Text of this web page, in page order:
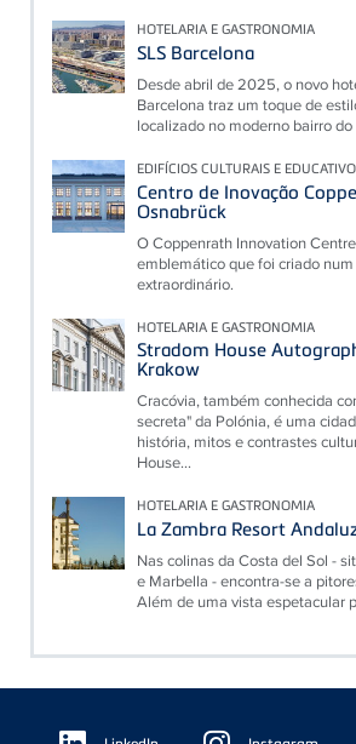
HOTELARIA E GASTRONOMIA
SLS Barcelona
Desde abril de 2025, o novo
Barcelona traz um toque de
localizado no moderno bairro
EDIFÍCIOS CULTURAIS E
Centro de Inovação
Osnabrück
O Coppenrath Innovation
emblemático que foi criado
extraordinário.
HOTELARIA E GASTRONOMIA
Stradom House
Krakow
Cracóvia, também conhecida
secreta" da Polónia, é uma
história, mitos e contrastes
House...
HOTELARIA E GASTRONOMIA
La Zambra Resort
Nas colinas da Costa del Sol -
e Marbella - encontra-se a
Além de uma vista espetacular
Floating